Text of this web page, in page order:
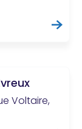
Voltaire,